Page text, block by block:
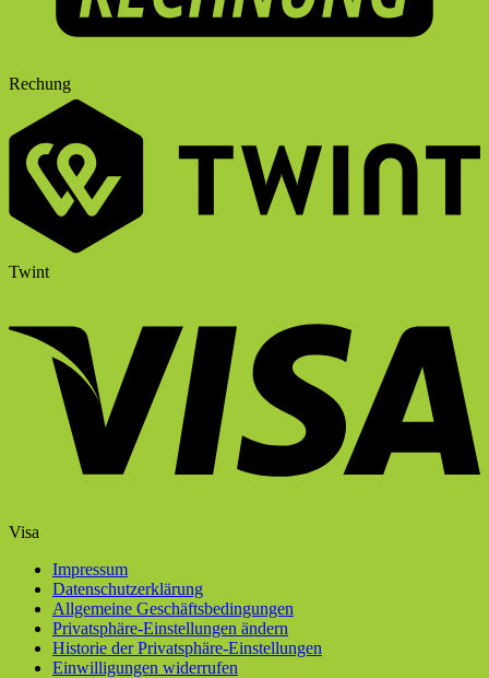
Rechung
Twint
Visa
Impressum
Datenschutzerklärung
Allgemeine Geschäftsbedingungen
Privatsphäre-Einstellungen ändern
Historie der Privatsphäre-Einstellungen
Einwilligungen widerrufen